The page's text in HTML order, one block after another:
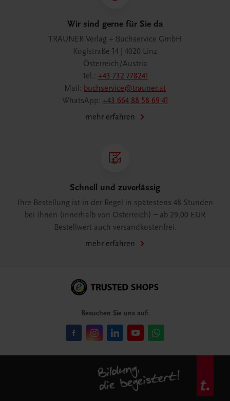
Wir sind gerne für Sie da
TRAUNER Verlag + Buchservice GmbH
Köglstraße 14 | 4020 Linz
Österreich/Austria
Tel.: +43 732 778241
Mail: buchservice@trauner.at
WhatsApp: +43 664 88 58 69 41
mehr erfahren
Schnell und zuverlässig
Ihre Bestellung ist in der Regel in spätestens 48 Stunden
bei Ihnen (innerhalb von Österreich) – ab 29,00 EUR
Bestellwert auch versandkostenfrei.
mehr erfahren
Besuchen Sie uns auf: